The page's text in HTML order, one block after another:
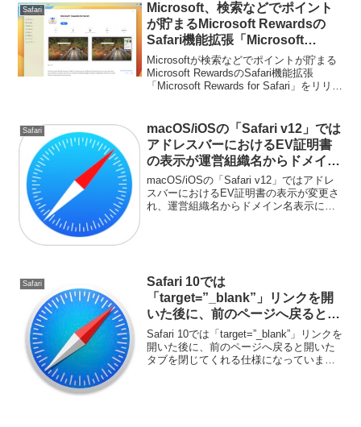
Safari
Microsoft、検索などでポイント
が貯まるMicrosoft Rewardsの
Safari機能拡張「Microsoft
Rewards for Safari」をリリー
ス。
Microsoftが検索などでポイントが貯まる
Microsoft RewardsのSafari機能拡張
「Microsoft Rewards for Safari」をリリー
Safari
macOS/iOSの「Safari v12」では
アドレスバーにおけるEV証明書
の表示が運営組織名からドメイン
名に変更される。
macOS/iOSの「Safari v12」ではアドレ
スバーにおけるEV証明書の表示が変更さ
れ、運営組織名からドメイン名表示にな
Safari
Safari 10では
「target=”_blank”」リンクを開
いた後に、前のページへ戻ると開
いたタブを閉じてくれる仕様に。
Safari 10では「target=”_blank”」リンクを
開いた後に、前のページへ戻ると開いた
タブを閉じてくれる仕様になっていま